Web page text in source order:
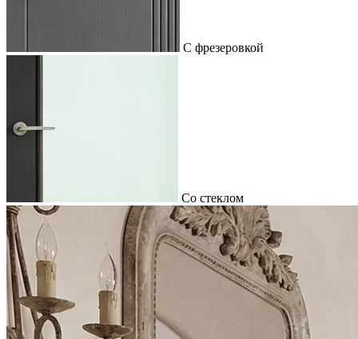
С фрезеровкой
Со стеклом